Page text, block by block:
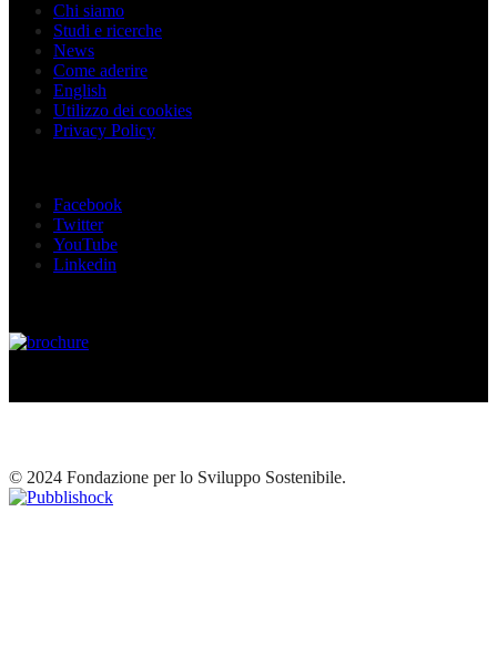
Chi siamo
Studi e ricerche
News
Come aderire
English
Utilizzo dei cookies
Privacy Policy
Facebook
Twitter
YouTube
Linkedin
© 2024 Fondazione per lo Sviluppo Sostenibile.